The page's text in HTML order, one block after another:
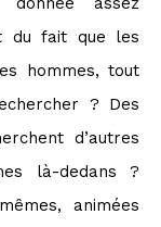
du fait que les
hommes, tout
? Des
d’autres
là-dedans ?
animées